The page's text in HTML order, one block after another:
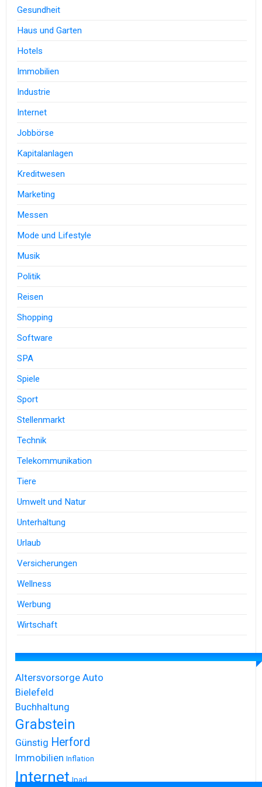
Gesundheit
Haus und Garten
Hotels
Immobilien
Industrie
Internet
Jobbörse
Kapitalanlagen
Kreditwesen
Marketing
Messen
Mode und Lifestyle
Musik
Politik
Reisen
Shopping
Software
SPA
Spiele
Sport
Stellenmarkt
Technik
Telekommunikation
Tiere
Umwelt und Natur
Unterhaltung
Urlaub
Versicherungen
Wellness
Werbung
Wirtschaft
Altersvorsorge Auto
Bielefeld
Buchhaltung
Grabstein
Günstig Herford
Immobilien Inflation
Internet Ipad